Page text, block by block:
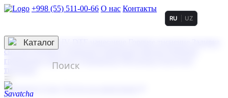
+998 (55) 511-00-66 О нас Контакты
3D гравировка
смолой (Doming)
гравировка твердая
тиснение
RU UZ
☰
Контакты
Каталог